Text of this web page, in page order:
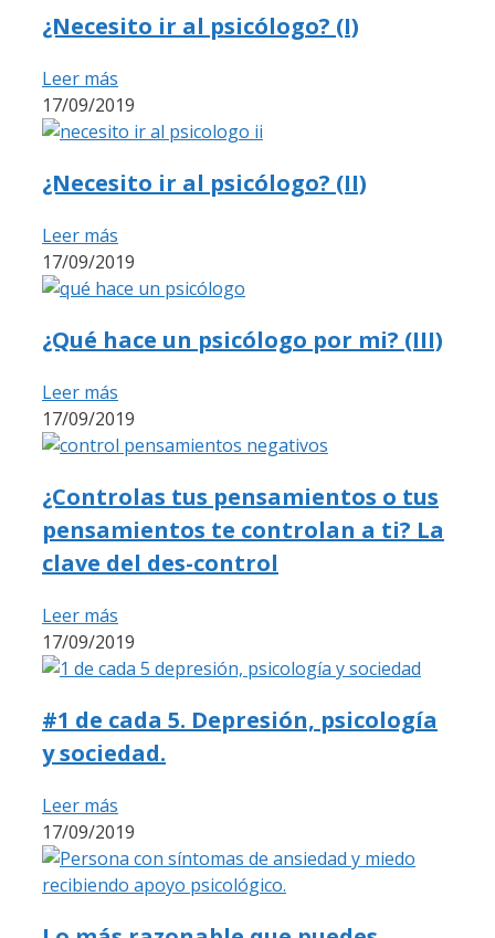
¿Necesito ir al psicólogo? (I)
Leer más
17/09/2019
¿Necesito ir al psicólogo? (II)
Leer más
17/09/2019
¿Qué hace un psicólogo por mi? (III)
Leer más
17/09/2019
¿Controlas tus pensamientos o tus
pensamientos te controlan a ti? La
clave del des-control
Leer más
17/09/2019
#1 de cada 5. Depresión, psicología
y sociedad.
Leer más
17/09/2019